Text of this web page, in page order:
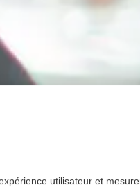
utilisateur et